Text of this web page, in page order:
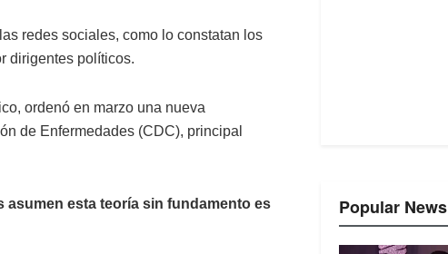
redes sociales, como lo constatan los
dirigentes políticos.
ordenó en marzo una nueva
de Enfermedades (CDC), principal
esta teoría sin fundamento es
Popular News